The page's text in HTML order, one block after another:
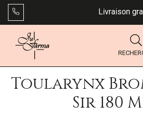
Livraison
Toularynx
Sir 180